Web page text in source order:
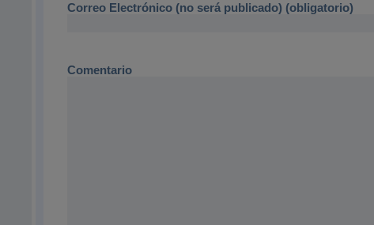
Correo Electrónico (no será publicado) (obligatorio)
Comentario